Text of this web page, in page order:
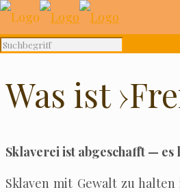
Was ist
Skla­ve­rei ist abge­schafft — es
Skla­ven mit Gewalt zu